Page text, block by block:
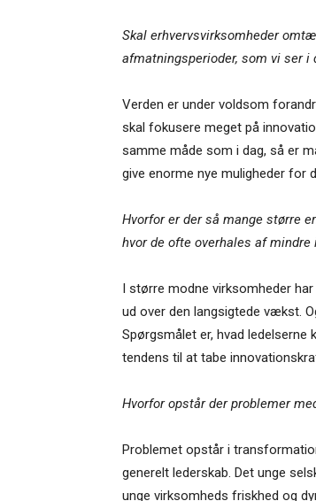
Skal erhvervsvirksomheder
afmatningsperioder, som vi ser i
Verden er under voldsom
skal fokusere meget på
samme måde som i dag, så er
give enorme nye muligheder for
Hvorfor er der så mange større
hvor de ofte overhales af
I større modne virksomheder
ud over den langsigtede vækst.
Spørgsmålet er, hvad
tendens til at tabe
Hvorfor opstår der problemer
Problemet opstår i
generelt lederskab. Det unge
unge virksomheds friskhed og